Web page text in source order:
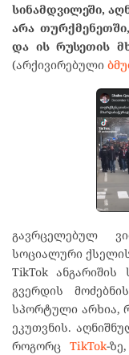
სინამდვილეში,
არა
და ის რუსეთის
(არქივირებული
გავრცელებულ
სოციალური
TikTok
გვერდის
სპორტული არხია,
ეკუთვნის.
როგორც TikTok-